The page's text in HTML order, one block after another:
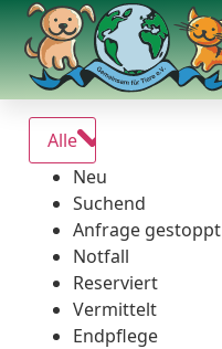
Alle
Neu
Suchend
Anfrage gestoppt
Notfall
Reserviert
Vermittelt
Endpflege